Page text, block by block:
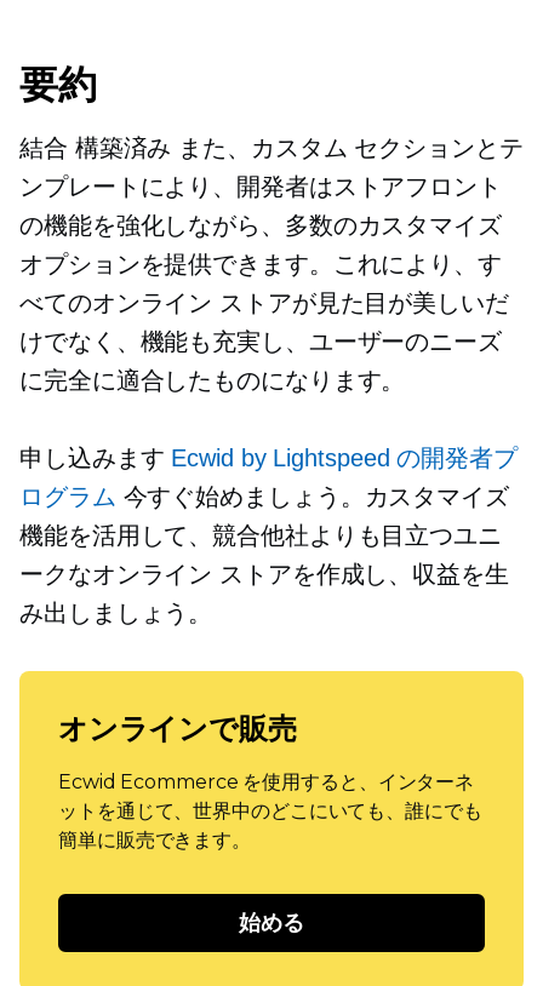
要約
結合 構築済み また、カスタム セクションとテ
ンプレートにより、開発者はストアフロント
の機能を強化しながら、多数のカスタマイズ
オプションを提供できます。これにより、す
べてのオンライン ストアが見た目が美しいだ
けでなく、機能も充実し、ユーザーのニーズ
に完全に適合したものになります。
申し込みます Ecwid by Lightspeed の開発者プ
ログラム 今すぐ始めましょう。カスタマイズ
機能を活用して、競合他社よりも目立つユニ
ークなオンライン ストアを作成し、収益を生
み出しましょう。
オンラインで販売
Ecwid Ecommerce を使用すると、インターネ
ットを通じて、世界中のどこにいても、誰にでも
簡単に販売できます。
始める